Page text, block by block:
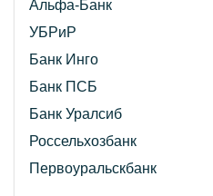
Альфа-Банк
УБРиР
Банк Инго
Банк ПСБ
Банк Уралсиб
Россельхозбанк
Первоуральскбанк